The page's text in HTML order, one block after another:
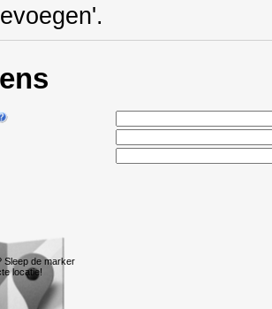
Sleep de marker
locatie!